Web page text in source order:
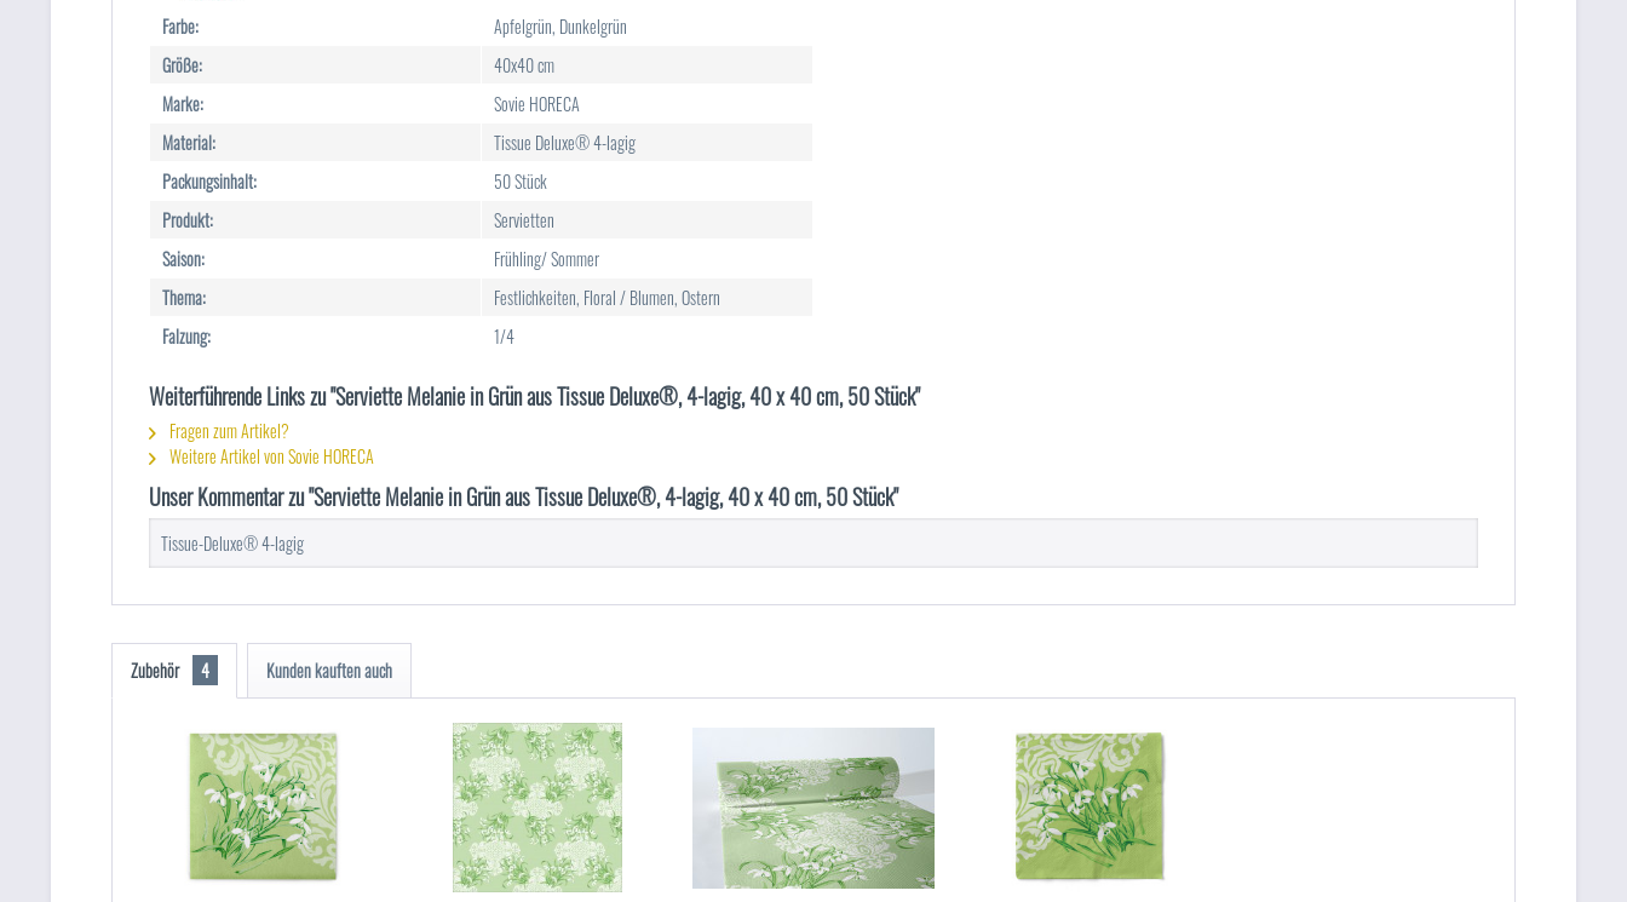
Farbe:
Apfelgrün, Dunkelgrün
Größe:
40x40 cm
Marke:
Sovie HORECA
Material:
Tissue Deluxe® 4-lagig
Packungsinhalt:
50 Stück
Produkt:
Servietten
Saison:
Frühling/ Sommer
Thema:
Festlichkeiten, Floral / Blumen, Ostern
Falzung:
1/4
Weiterführende Links zu "Serviette Melanie in Grün aus Tissue Deluxe®, 4-lagig, 40 x 40 cm, 50 Stück"
Fragen zum Artikel?
Weitere Artikel von Sovie HORECA
Unser Kommentar zu "Serviette Melanie in Grün aus Tissue Deluxe®, 4-lagig, 40 x 40 cm, 50 Stück"
Tissue-Deluxe® 4-lagig
Zubehör 4 Kunden kauften auch